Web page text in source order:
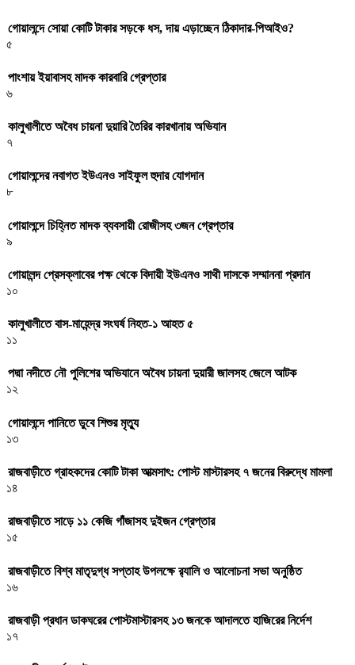
গোয়ালন্দে সোয়া কোটি টাকার সড়কে ধস, দায় এড়াচ্ছেন ঠিকাদার-পিআইও?
৫
পাংশায় ইয়াবাসহ মাদক কারবারি গ্রেপ্তার
৬
কালুখালীতে অবৈধ চায়না দুয়ারি তৈরির কারখানায় অভিযান
৭
গোয়ালন্দের নবাগত ইউএনও সাইফুল হুদার যোগদান
৮
গোয়ালন্দে চিহ্নিত মাদক ব্যবসায়ী রোজীসহ ৩জন গ্রেপ্তার
৯
গোয়ালন্দ প্রেসক্লাবের পক্ষ থেকে বিদায়ী ইউএনও সাথী দাসকে সম্মাননা প্রদান
১০
কালুখালীতে বাস-মাহেন্দ্র সংঘর্ষ নিহত-১ আহত ৫
১১
পদ্মা নদীতে নৌ পুলিশের অভিযানে অবৈধ চায়না দুয়ারী জালসহ জেলে আটক
১২
গোয়ালন্দে পানিতে ডুবে শিশুর মৃত্যু
১৩
রাজবাড়ীতে গ্রাহকদের কোটি টাকা আত্মসাৎ: পোস্ট মাস্টারসহ ৭ জনের বিরুদ্ধে মামলা
১৪
রাজবাড়ীতে সাড়ে ১১ কেজি গাঁজাসহ দুইজন গ্রেপ্তার
১৫
রাজবাড়ীতে বিশ্ব মাতৃদুগ্ধ সপ্তাহ উপলক্ষে র‌্যালি ও আলোচনা সভা অনুষ্ঠিত
১৬
রাজবাড়ী প্রধান ডাকঘরের পোস্টমাস্টারসহ ১৩ জনকে আদালতে হাজিরের নির্দেশ
১৭